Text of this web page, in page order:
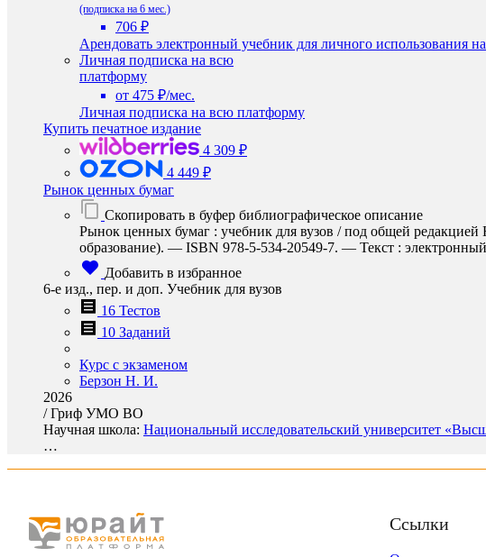
(подписка на 6 мес.)
706 ₽
Арендовать электронный учебник для личного использования
Личная подписка на всю
платформу
от 475 ₽/мес.
Личная подписка на всю платформу
Купить печатное издание
4 309 ₽
4 449 ₽
Рынок ценных бумаг
Скопировать в буфер библиографическое описание
Рынок ценных бумаг : учебник для вузов / под общей
образование). — ISBN 978-5-534-20549-7. — Текст :
Добавить в избранное
6-е изд., пер. и доп. Учебник для вузов
16 Тестов
10 Заданий
Курс с экзаменом
Берзон Н. И.
2026
/Гриф УМО ВО
Научная школа: Национальный исследовательский университет
…
Ссылки